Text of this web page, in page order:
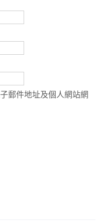
郵件地址及個人網站網